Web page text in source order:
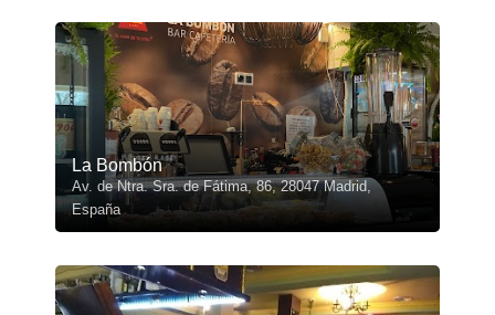
La Bombón
Av. de Ntra. Sra. de Fátima, 86, 28047 Madrid,
España